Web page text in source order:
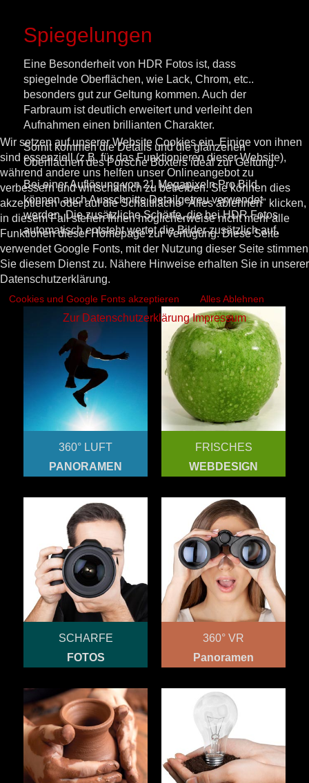
Spiegelungen
Eine Besonderheit von HDR Fotos ist, dass
spiegelnde Oberflächen, wie Lack, Chrom, etc..
besonders gut zur Geltung kommen. Auch der
Farbraum ist deutlich erweitert und verleiht den
Aufnahmen einen brillianten Charakter.
Somit kommen die Details und die glänzenen
Oberflächen des Porsche Boxters ideal zur Geltung.
Bei einer Auflösung von 21 Megapixeln Pro Bild
können auch Ausschnitte Detailgetreu verwendet
werden. Die zusätzliche Schärfe, die bei HDR Fotos
automatisch entsteht wertet die Bilder zusätzlich auf.
360° LUFT
PANORAMEN
FRISCHES
WEBDESIGN
SCHARFE
FOTOS
360° VR
Panoramen
Wir setzen auf unserer Website Cookies ein. Einige von ihnen
sind essenziell (z.B. für das Funktionieren dieser Website),
während andere uns helfen unser Onlineangebot zu
verbessern und wirtschaftlich zu betreiben. Sie können dies
akzeptieren oder auf die Schaltfläche "Alles ablehnen" klicken,
in diesem Fall stehen Ihnen möglicherweise nicht mehr alle
Funktionen dieser Homepage zur Verfügung. Diese Seite
verwendet Google Fonts, mit der Nutzung dieser Seite stimmen
Sie diesem Dienst zu. Nähere Hinweise erhalten Sie in unserer
Datenschutzerklärung.
Cookies und Google Fonts akzeptieren Alles Ablehnen
Zur Datenschutzerklärung Impressum